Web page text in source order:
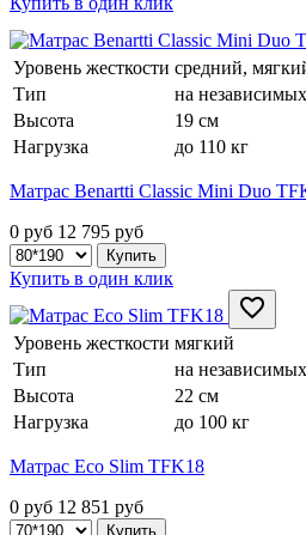
Уровень жесткости средний,
Тип
на
Высота
19 см
Нагрузка
до 110 кг
Матрас Benartti Classic Mini Duo
0 руб 12 795 руб
Купить в один клик
Уровень жесткости мягкий
Тип
на
Высота
22 см
Нагрузка
до 100 кг
Матрас Eco Slim TFK18
0 руб 12 851 руб